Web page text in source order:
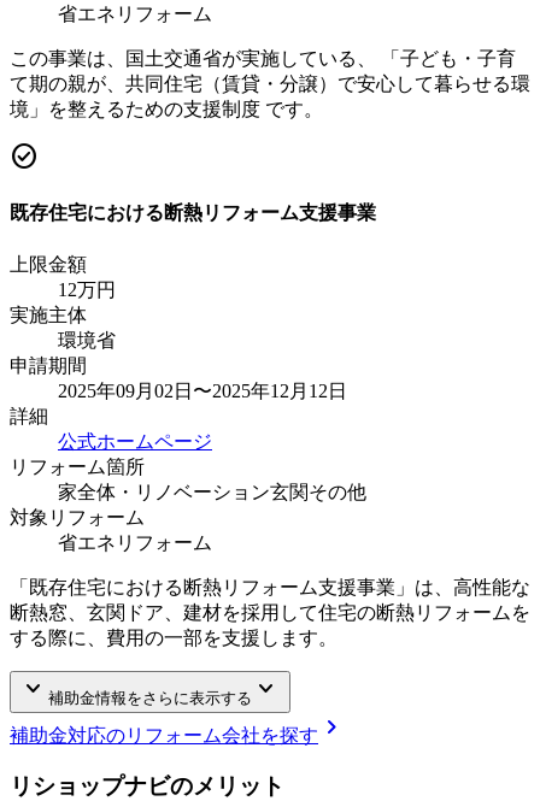
省エネリフォーム
この事業は、国土交通省が実施している、 「子ども・子育
て期の親が、共同住宅（賃貸・分譲）で安心して暮らせる環
境」を整えるための支援制度 です。
check_circle
既存住宅における断熱リフォーム支援事業
上限金額
12万円
実施主体
環境省
申請期間
2025年09月02日〜2025年12月12日
詳細
公式ホームページ
リフォーム箇所
家全体・リノベーション玄関その他
対象リフォーム
省エネリフォーム
「既存住宅における断熱リフォーム支援事業」は、高性能な
断熱窓、玄関ドア、建材を採用して住宅の断熱リフォームを
する際に、費用の一部を支援します。
keyboard_arrow_down 補助金情報をさらに表示する keyboard_arrow_down
補助金対応のリフォーム会社を探す chevron_right
リショップナビのメ リ ッ ト